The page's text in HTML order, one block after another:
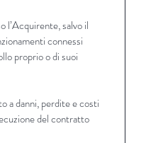
l’Acquirente, salvo il
connessi
proprio o di suoi
a danni, perdite e costi
del contratto